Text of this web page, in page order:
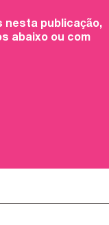
nesta publicação,
abaixo ou com